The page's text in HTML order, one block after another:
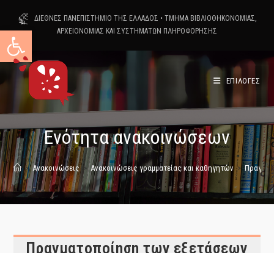
Ανοίξτε τη γραμμή εργαλείων
content
ΔΙΕΘΝΕΣ ΠΑΝΕΠΙΣΤΗΜΙΟ ΤΗΣ ΕΛΛΑΔΟΣ • ΤΜΗΜΑ ΒΙΒΛΙΟΘΗΚΟΝΟΜΙΑΣ,
ΑΡΧΕΙΟΝΟΜΙΑΣ ΚΑΙ ΣΥΣΤΗΜΑΤΩΝ ΠΛΗΡΟΦΟΡΗΣΗΣ
ΕΠΙΛΟΓΕΣ
Ενότητα ανακοινώσεων
> Ανακοινώσεις > Ανακοινώσεις γραμματείας και καθηγητών >
Πραγματοποίηση των εξετάσεων